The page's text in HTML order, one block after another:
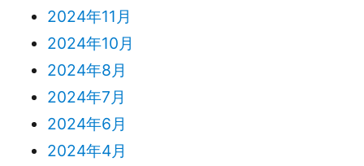
2024年11月
2024年10月
2024年8月
2024年7月
2024年6月
2024年4月